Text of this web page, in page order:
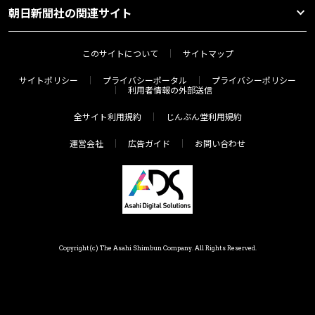
朝日新聞社の関連サイト
このサイトについて サイトマップ
サイトポリシー プライバシーポータル
プライバシーポリシー
利用者情報の外部送信
全サイト利用規約 じんぶん堂利用規約
運営会社 広告ガイド お問い合わせ
Copyright(c) The Asahi Shimbun Company. All Rights Reserved.